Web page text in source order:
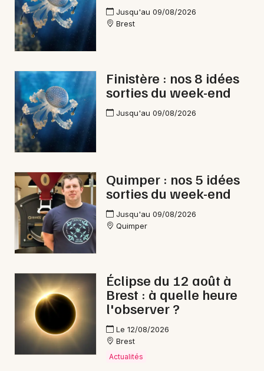
Jusqu'au 09/08/2026
Brest
Finistère : nos 8 idées
sorties du week-end
Jusqu'au 09/08/2026
Quimper : nos 5 idées
sorties du week-end
Jusqu'au 09/08/2026
Quimper
Éclipse du 12 août à
Brest : à quelle heure
l'observer ?
Le 12/08/2026
Brest
Actualités